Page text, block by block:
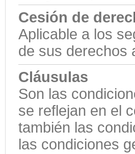
Cesión de
Aplicable a los
de sus derechos
Cláusulas
Son las
se reflejan en el
también las
las condiciones